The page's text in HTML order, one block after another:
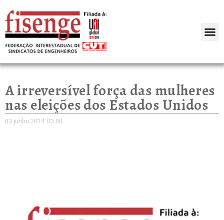
A irreversível força das mulheres
nas eleições dos Estados Unidos
03 junho 2014 03:00